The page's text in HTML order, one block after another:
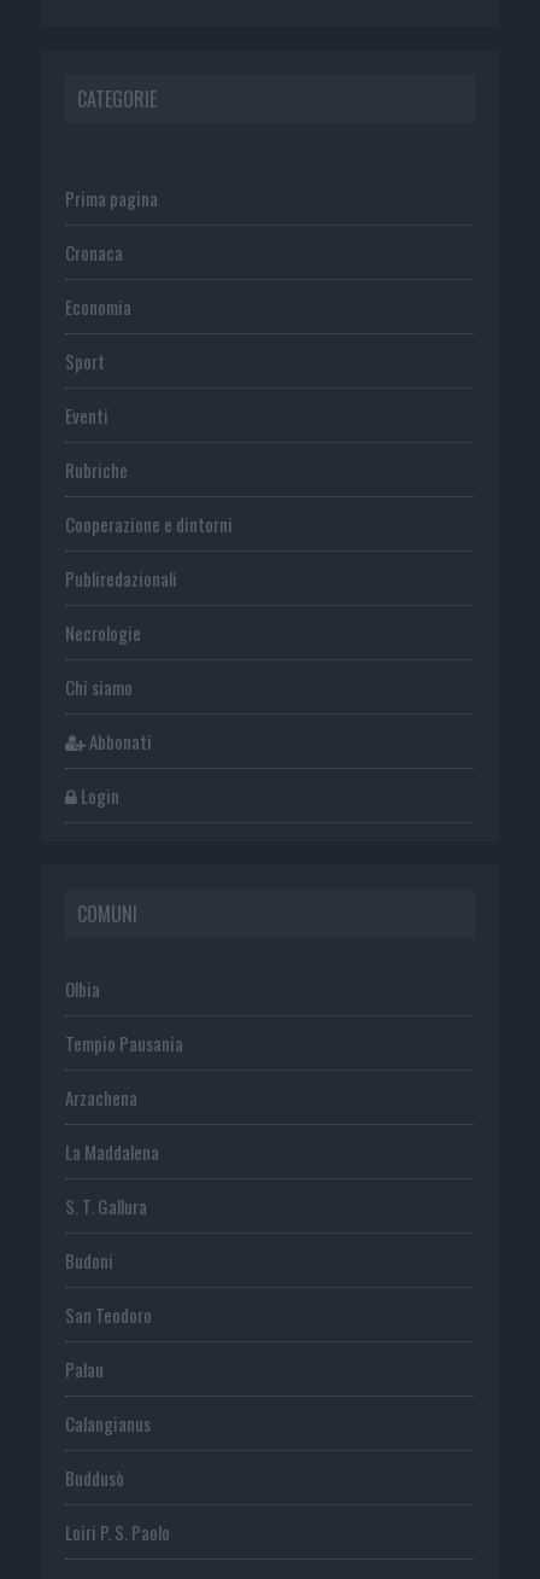
CATEGORIE
Prima pagina
Cronaca
Economia
Sport
Eventi
Rubriche
Cooperazione e dintorni
Publiredazionali
Necrologie
Chi siamo
Abbonati
Login
COMUNI
Olbia
Tempio Pausania
Arzachena
La Maddalena
S. T. Gallura
Budoni
San Teodoro
Palau
Calangianus
Buddusò
Loiri P. S. Paolo